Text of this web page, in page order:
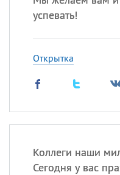
успевать!
Открытка
Коллеги наши
Сегодня у вас